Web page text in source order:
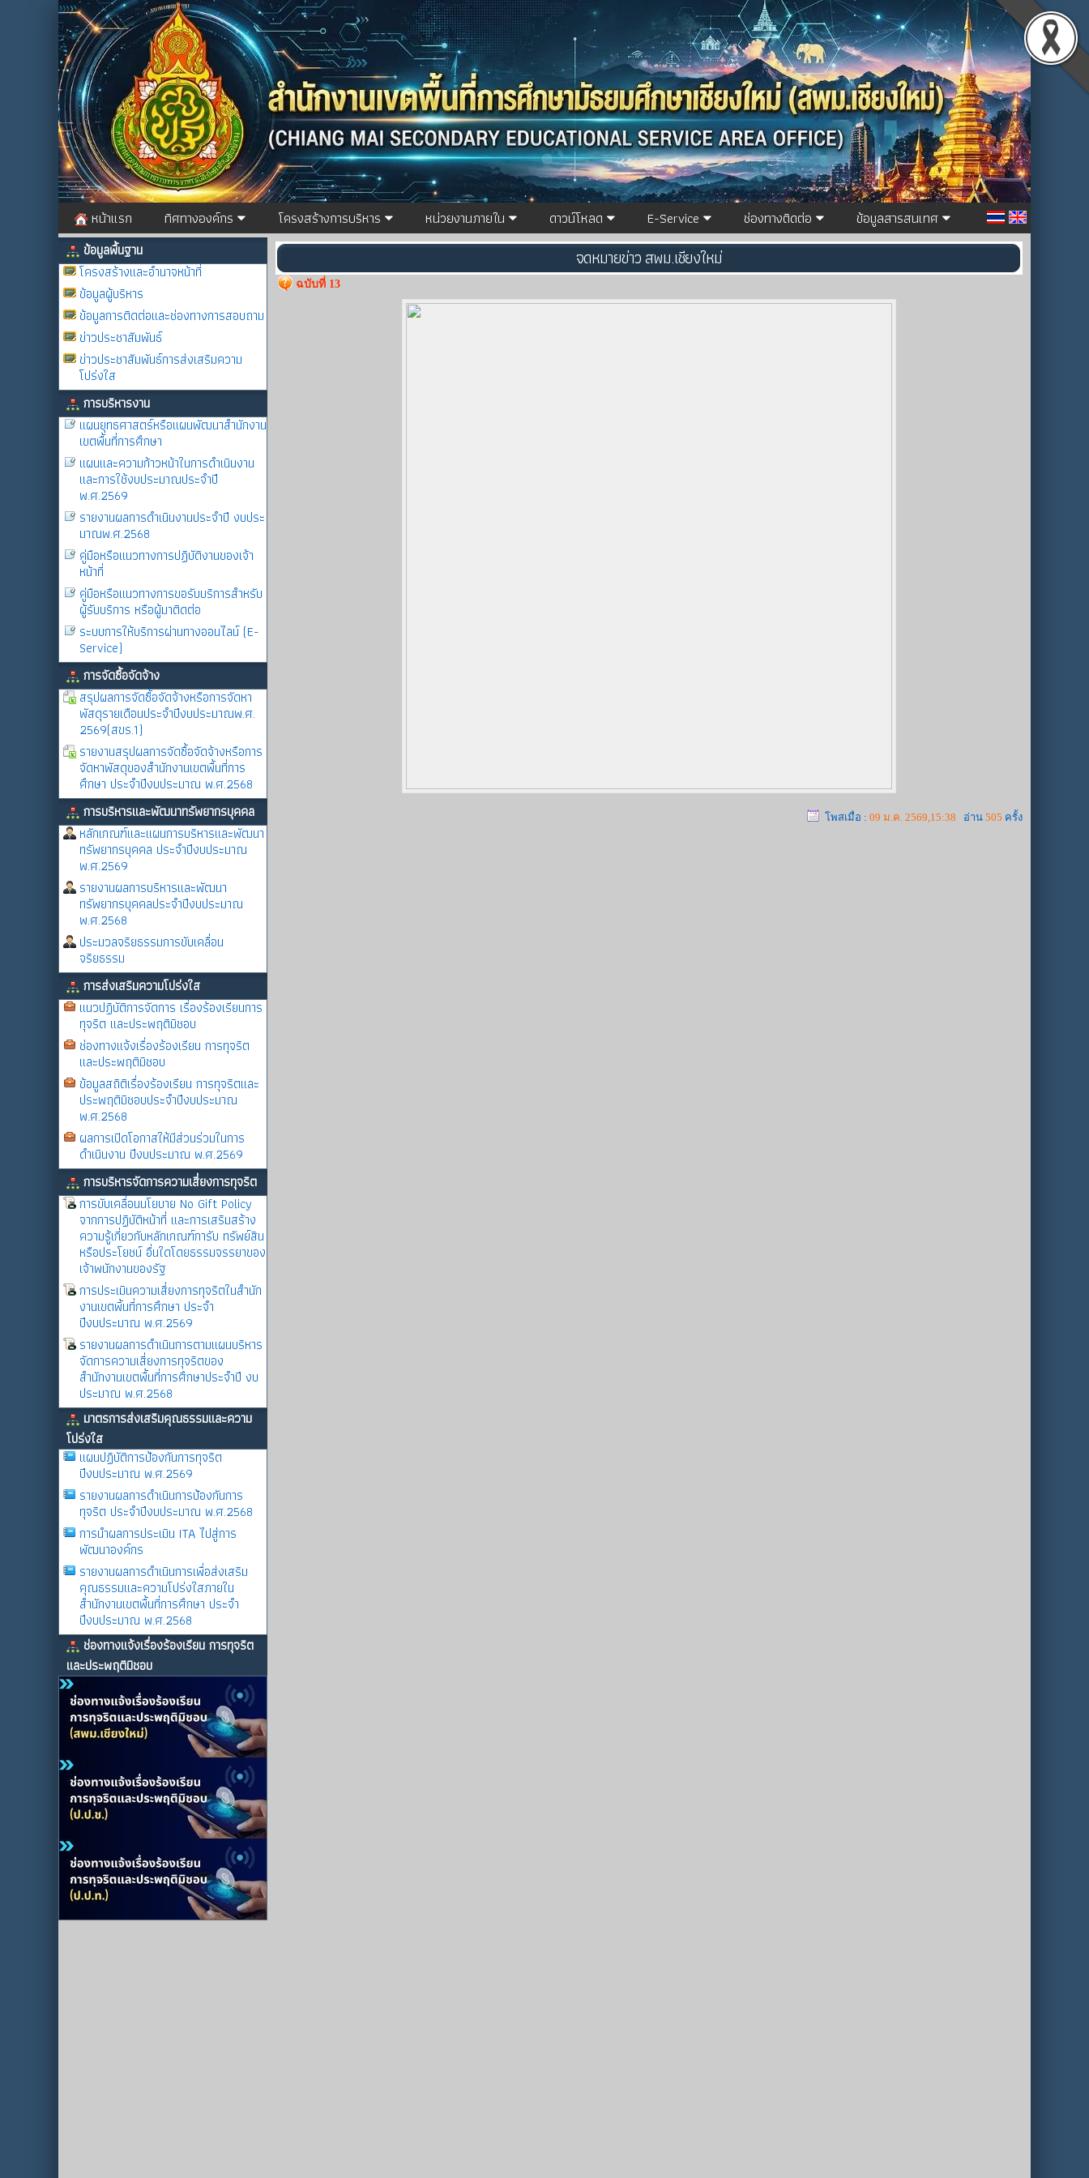
หน้าแรก ทิศทางองค์กร โครงสร้างการบริหาร หน่วยงานภายใน ดาวน์โหลด E-Service ช่องทางติดต่อ ข้อมูลสารสนเทศ
ข้อมูลพื้นฐาน
โครงสร้างและอำนาจหน้าที่
ข้อมูลผู้บริหาร
ข้อมูลการติดต่อและช่องทางการสอบถาม
ข่าวประชาสัมพันธ์
ข่าวประชาสัมพันธ์การส่งเสริมความ
โปร่งใส
การบริหารงาน
แผนยุทธศาสตร์หรือแผนพัฒนาสำนักงาน
เขตพื้นที่การศึกษา
แผนและความก้าวหน้าในการดำเนินงาน
และการใช้งบประมาณประจำปี
พ.ศ.2569
รายงานผลการดำเนินงานประจำปี งบประ
มาณพ.ศ.2568
คู่มือหรือแนวทางการปฏิบัติงานของเจ้า
หน้าที่
คู่มือหรือแนวทางการขอรับบริการสำหรับ
ผู้รับบริการ หรือผู้มาติดต่อ
ระบบการให้บริการผ่านทางออนไลน์ (E-
Service)
การจัดซื้อจัดจ้าง
สรุปผลการจัดซื้อจัดจ้างหรือการจัดหา
พัสดุรายเดือนประจำปีงบประมาณพ.ศ.
2569(สขร.1)
รายงานสรุปผลการจัดซื้อจัดจ้างหรือการ
จัดหาพัสดุของสำนักงานเขตพื้นที่การ
ศึกษา ประจำปีงบประมาณ พ.ศ.2568
การบริหารและพัฒนาทรัพยากรบุคคล
หลักเกณฑ์และแผนการบริหารและพัฒนา
ทรัพยากรบุคคล ประจำปีงบประมาณ
พ.ศ.2569
รายงานผลการบริหารและพัฒนา
ทรัพยากรบุคคลประจำปีงบประมาณ
พ.ศ.2568
ประมวลจริยธรรมการขับเคลื่อน
จริยธรรม
การส่งเสริมความโปร่งใส
แนวปฏิบัติการจัดการ เรื่องร้องเรียนการ
ทุจริต และประพฤติมิชอบ
ช่องทางแจ้งเรื่องร้องเรียน การทุจริต
และประพฤติมิชอบ
ข้อมูลสถิติเรื่องร้องเรียน การทุจริตและ
ประพฤติมิชอบประจำปีงบประมาณ
พ.ศ.2568
ผลการเปิดโอกาสให้มีส่วนร่วมในการ
ดำเนินงาน ปีงบประมาณ พ.ศ.2569
การบริหารจัดการความเสี่ยงการทุจริต
การขับเคลื่อนนโยบาย No Gift Policy
จากการปฏิบัติหน้าที่ และการเสริมสร้าง
ความรู้เกี่ยวกับหลักเกณฑ์การับ ทรัพย์สิน
หรือประโยชน์ อื่นใดโดยธรรมจรรยาของ
เจ้าพนักงานของรัฐ
การประเมินความเสี่ยงการทุจริตในสำนัก
งานเขตพิ้นที่การศึกษา ประจำ
ปีงบประมาณ พ.ศ.2569
รายงานผลการดำเนินการตามแผนบริหาร
จัดการความเสี่ยงการทุจริตของ
สำนักงานเขตพื้นที่การศึกษาประจำปี งบ
ประมาณ พ.ศ.2568
มาตรการส่งเสริมคุณธรรมและความ
โปร่งใส
แผนปฏิบัติการป้องกันการทุจริต
ปีงบประมาณ พ.ศ.2569
รายงานผลการดําเนินการป้องกันการ
ทุจริต ประจําปีงบประมาณ พ.ศ.2568
การนำผลการประเมิน ITA ไปสู่การ
พัฒนาองค์กร
รายงานผลการดําเนินการเพื่อส่งเสริม
คุณธรรมและความโปร่งใสภายใน
สำนักงานเขตพื้นที่การศึกษา ประจำ
ปีงบประมาณ พ.ศ.2568
ช่องทางแจ้งเรื่องร้องเรียน การทุจริต
และประพฤติมิชอบ
จดหมายข่าว สพม.เชียงใหม่
ฉบับที่ 13
โพสเมื่อ : 09 ม.ค. 2569,15:38 อ่าน 505 ครั้ง